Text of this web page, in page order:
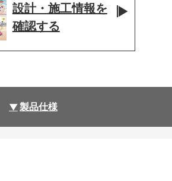
設計・施工情報を
確認する
製品仕様